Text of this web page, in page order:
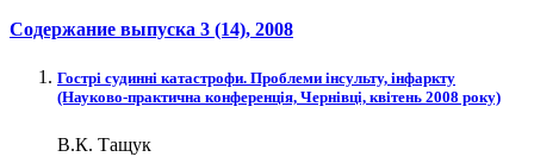
Содержание выпуска 3 (14), 2008
Гострі судинні катастрофи. Проблеми інсульту, інфаркту
(Науково-практична конференція, Чернівці, квітень 2008 року)
В.К. Тащук